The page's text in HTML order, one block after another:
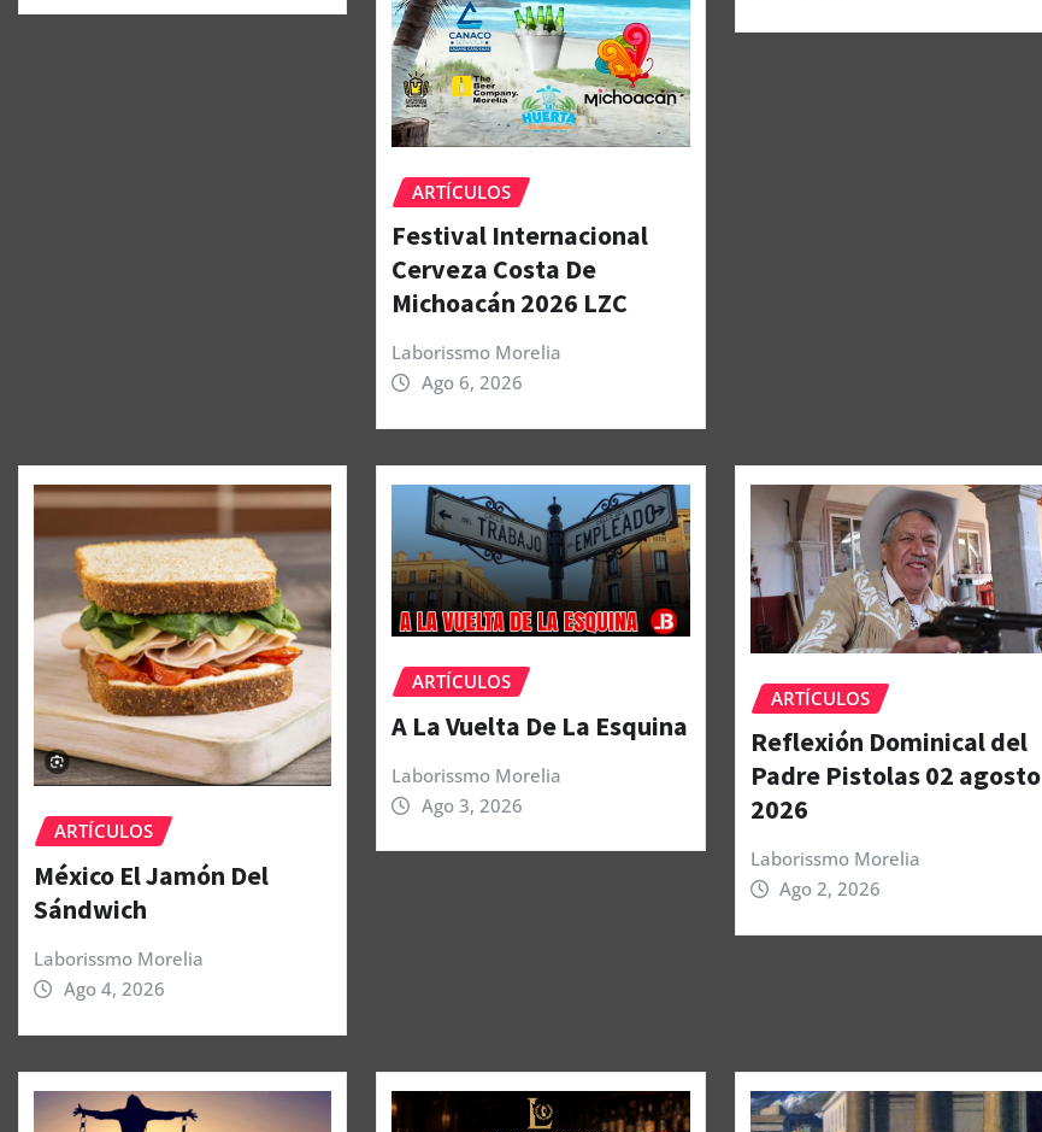
ARTÍCULOS
Festival Internacional
Cerveza Costa De
Michoacán 2026 LZC
Laborissmo Morelia
Ago 6, 2026
ARTÍCULOS
México El Jamón Del
Sándwich
Laborissmo Morelia
Ago 4, 2026
ARTÍCULOS
A La Vuelta De La Esquina
Laborissmo Morelia
Ago 3, 2026
ARTÍCULOS
Reflexión Dominical del
Padre Pistolas 02 agosto
2026
Laborissmo Morelia
Ago 2, 2026